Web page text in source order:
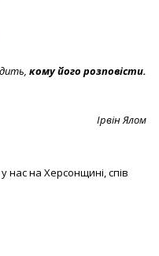
кому його розповісти.
Ірвін Ялом
нас на Херсонщині, спів